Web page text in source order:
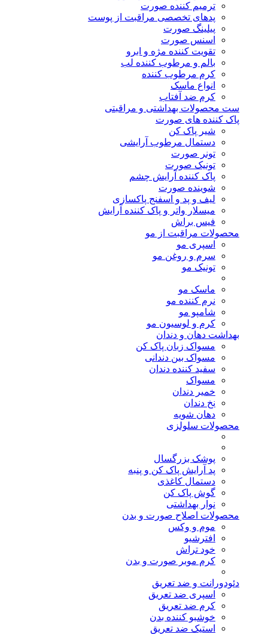
ترمیم کننده صورت
پدهای تخصصی مراقبت از پوست
پیلینگ صورت
اسنس صورت
تقویت کننده مژه و ابرو
بالم و مرطوب کننده لب
کرم مرطوب کننده
انواع ماسک
کرم ضد آفتاب
ست محصولات بهداشتی و مراقبتی
پاک کننده های صورت
شیر پاک کن
دستمال مرطوب آرایشی
تونر صورت
تونیک صورت
پاک کننده آرایش چشم
شوینده صورت
لیف و پد و اسفنج پاکسازی
میسلار واتر و پاک کننده آرایش
فیس براش
محصولات مراقبت از مو
اسپری مو
سرم و روغن مو
تونیک مو
ماسک مو
نرم کننده مو
شامپو مو
کرم و لوسیون مو
بهداشت دهان و دندان
مسواک زبان پاک کن
مسواک بین دندانی
سفید کننده دندان
مسواک
خمیر دندان
نخ دندان
دهان شویه
محصولات سلولزی
پوشک بزرگسال
پد آرایش پاک کن و پنبه
دستمال کاغذی
گوش پاک کن
نوار بهداشتی
محصولات اصلاح صورت و بدن
موم و وکس
افترشیو
خود تراش
کرم موبر صورت و بدن
دئودورانت و ضد تعریق
اسپری ضد تعریق
کرم ضد تعریق
خوشبو کننده بدن
استیک ضد تعریق